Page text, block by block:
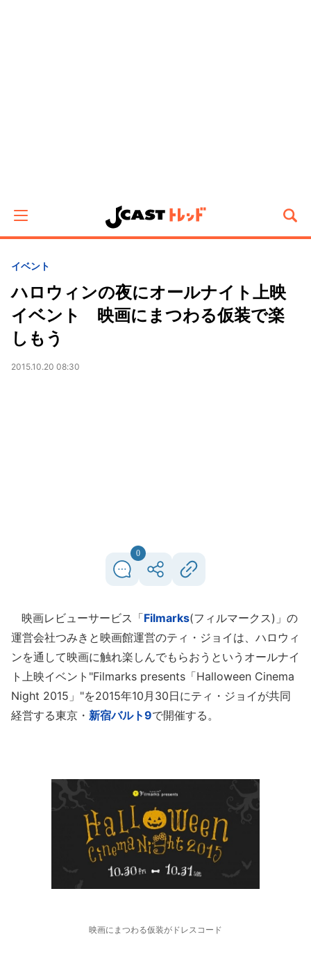
イベント
ハロウィンの夜にオールナイト上映
イベント 映画にまつわる仮装で楽
しもう
2015.10.20 08:30
0
映画レビューサービス「Filmarks(フィルマークス)」の
運営会社つみきと映画館運営のティ・ジョイは、ハロウィ
ンを通して映画に触れ楽しんでもらおうというオールナイ
ト上映イベント"Filmarks presents「Halloween Cinema
Night 2015」"を2015年10月30日にティ・ジョイが共同
経営する東京・ 新宿バルト9で開催する。
映画にまつわる仮装がドレスコード